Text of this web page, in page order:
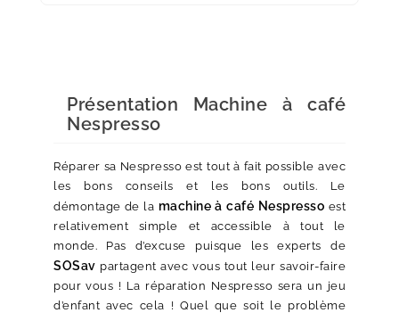
Présentation Machine à café
Nespresso
Réparer sa Nespresso est tout à fait possible avec
les bons conseils et les bons outils. Le
démontage de la machine à café Nespresso est
relativement simple et accessible à tout le
monde. Pas d’excuse puisque les experts de
SOSav partagent avec vous tout leur savoir-faire
pour vous ! La réparation Nespresso sera un jeu
d’enfant avec cela ! Quel que soit le problème